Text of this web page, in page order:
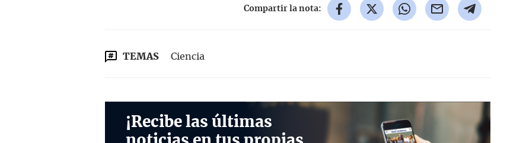
Compartir la nota:
TEMAS Ciencia
¡Recibe las últimas